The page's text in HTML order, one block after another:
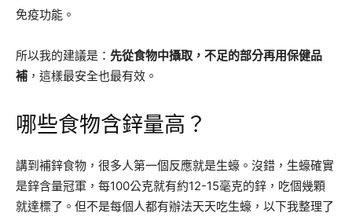
免疫功能。
所以我的建議是： 先從食物中攝取，不足的部分再用保健品
補 ，這樣最安全也最有效。
哪些食物含鋅量高？
講到補鋅食物，很多人第一個反應就是生蠔。沒錯，生蠔確實
是鋅含量冠軍，每100公克就有約12-15毫克的鋅，吃個幾顆
就達標了。但不是每個人都有辦法天天吃生蠔，以下我整理了